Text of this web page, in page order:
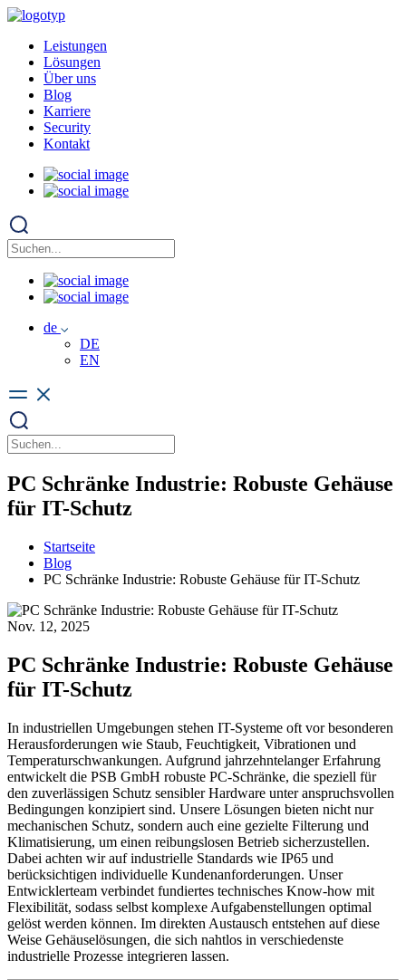
Leistungen
Lösungen
Über uns
Blog
Karriere
Security
Kontakt
de
DE
EN
PC Schränke Industrie: Robuste Gehäuse
für IT-Schutz
Startseite
Blog
PC Schränke Industrie: Robuste Gehäuse für IT-Schutz
Nov. 12, 2025
PC Schränke Industrie: Robuste Gehäuse
für IT-Schutz
In industriellen Umgebungen stehen IT-Systeme oft vor besonderen
Herausforderungen wie Staub, Feuchtigkeit, Vibrationen und
Temperaturschwankungen. Aufgrund jahrzehntelanger Erfahrung
entwickelt die PSB GmbH robuste PC-Schränke, die speziell für
den zuverlässigen Schutz sensibler Hardware unter anspruchsvollen
Bedingungen konzipiert sind. Unsere Lösungen bieten nicht nur
mechanischen Schutz, sondern auch eine gezielte Filterung und
Klimatisierung, um einen reibungslosen Betrieb sicherzustellen.
Dabei achten wir auf industrielle Standards wie IP65 und
berücksichtigen individuelle Kundenanforderungen. Unser
Entwicklerteam verbindet fundiertes technisches Know-how mit
Flexibilität, sodass selbst komplexe Aufgabenstellungen optimal
gelöst werden können. Im direkten Austausch entstehen auf diese
Weise Gehäuselösungen, die sich nahtlos in verschiedenste
industrielle Prozesse integrieren lassen.